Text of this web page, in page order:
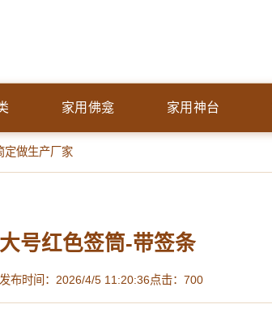
家用佛龛 家用神台
定做生产厂家
大号红色签筒-带签条
发布时间：2026/4/5 11:20:36点击：700